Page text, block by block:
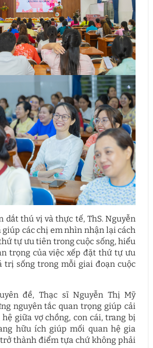
dắt thú vị và thực tế, ThS. Nguyễn
giúp các chị em nhìn nhận lại cách
tự ưu tiên trong cuộc sống, hiểu
trọng của việc xếp đặt thứ tự ưu
trị sống trong mỗi giai đoạn cuộc
đề, Thạc sĩ Nguyễn Thị Mỹ
nguyên tắc quan trọng giúp cải
giữa vợ chồng, con cái, trang bị
hữu ích giúp mối quan hệ gia
thành điểm tựa chứ không phải